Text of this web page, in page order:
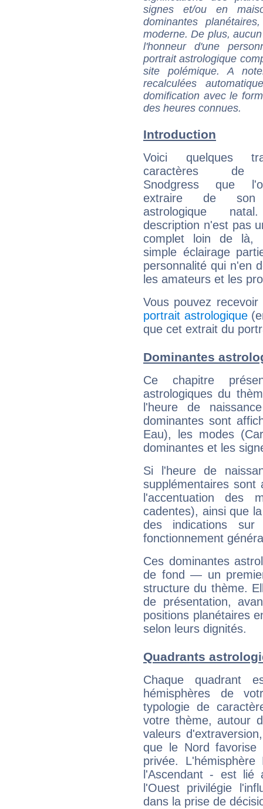
signes et/ou en
dominantes
moderne. De plus,
l'honneur d'une
portrait astrologique
site polémique. A
recalculées
domification avec le
des heures connues.
Introduction
Voici quelques
caractères de
Snodgress que
extraire de son
astrologique
description n'est pas
complet loin de là,
simple éclairage
personnalité qui n'en
les amateurs et les
Vous pouvez
portrait astrologique
que cet extrait du
Dominantes
Ce chapitre
astrologiques du
l'heure de
dominantes sont
Eau), les modes
dominantes et les
Si l'heure de
supplémentaires sont
l'accentuation des
cadentes), ainsi que
des indications sur
fonctionnement
Ces dominantes
de fond — un
structure du thème.
de présentation,
positions planétaires
selon leurs dignités.
Quadrants
Chaque quadrant
hémisphères de
typologie de
votre thème, autour
valeurs
que le Nord favorise
privée.
l'Ascendant - est
l'Ouest privilégie
dans la prise de